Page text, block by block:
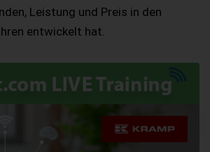
Leistung und Preis in den
entwickelt hat.